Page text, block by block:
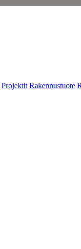
Projektit Rakennustuote